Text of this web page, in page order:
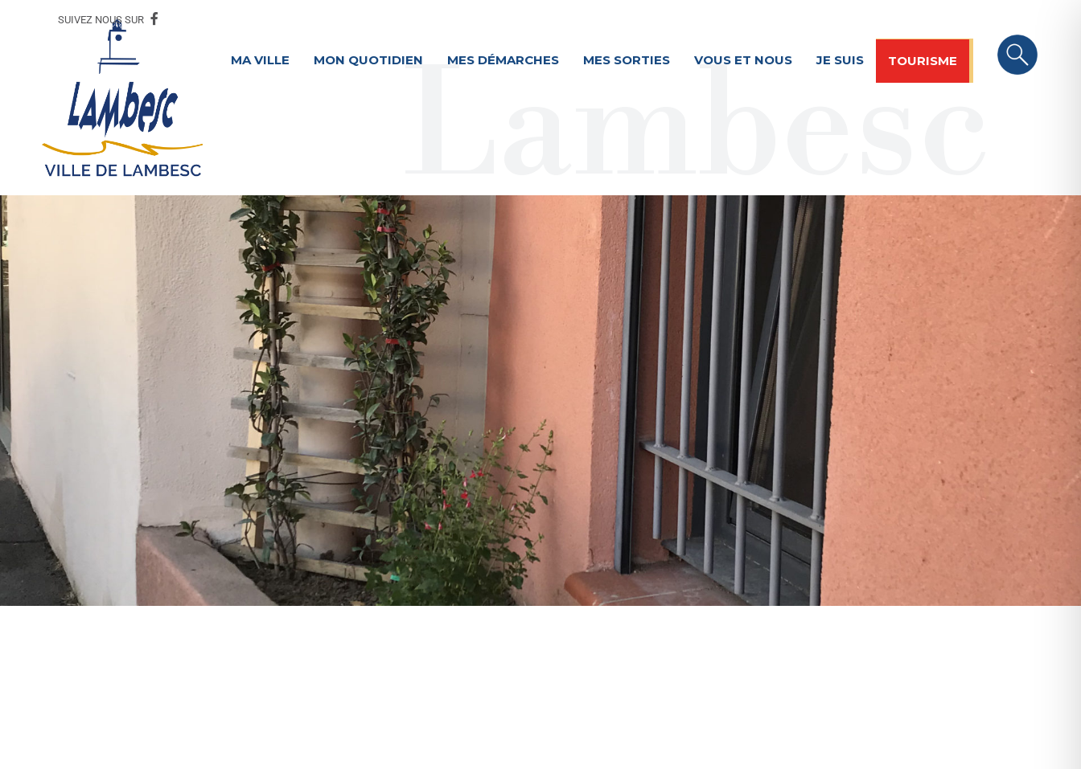
SUIVEZ NOUS SUR
MA VILLE MON QUOTIDIEN MES DÉMARCHES MES SORTIES VOUS ET NOUS JE SUIS TOURISME